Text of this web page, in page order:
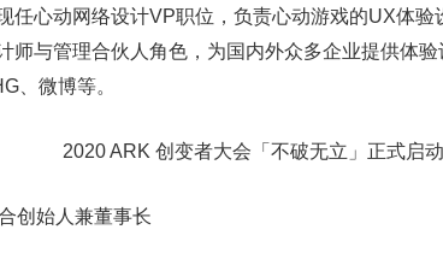
任心动网络设计VP职位，负责心动游戏的UX体验
师与管理合伙人角色，为国内外众多企业提供体验
、微博等。
创始人兼董事长